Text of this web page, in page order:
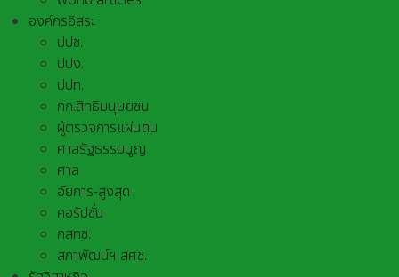
องค์กรอิสระ
ปปช.
ปปง.
ปปท.
กก.สิทธิมนุษยชน
ผู้ตรวจการแผ่นดิน
ศาลรัฐธรรมนูญ
ศาล
อัยการ-สูงสุด
คอรัปชั่น
กสทช.
สภาพัฒน์ฯ สศช.